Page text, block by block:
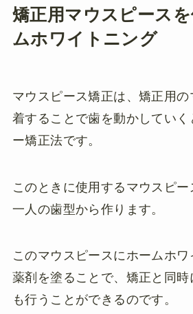
矯正用マウスピース
ムホワイトニング
マウスピース矯正は、矯正用
着することで歯を動かしてい
ー矯正法です。
このときに使用するマウスピー
一人の歯型から作ります。
このマウスピースにホームホ
薬剤を塗ることで、矯正と同
も行うことができるのです。